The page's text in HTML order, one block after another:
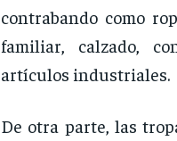
contrabando como
familiar, calzado,
artículos industriales.
De otra parte, las